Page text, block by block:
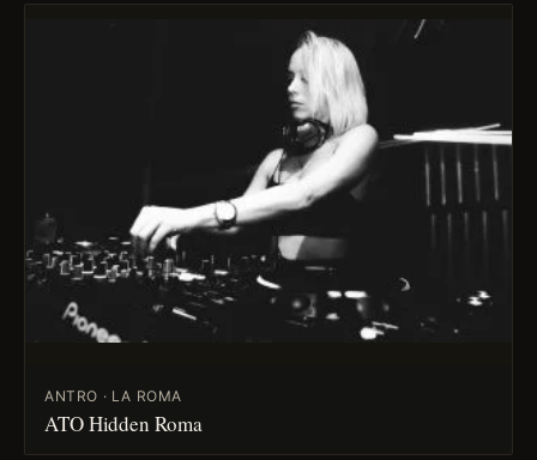
ANTRO · LA ROMA
ATO Hidden Roma